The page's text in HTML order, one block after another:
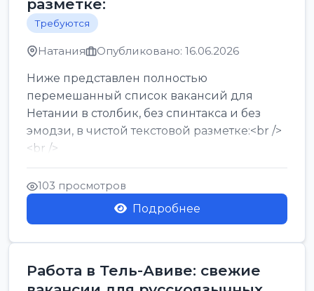
разметке:
Требуются
Натания Опубликовано: 16.06.2026
Ниже представлен полностью
перемешанный список вакансий для
Нетании в столбик, без спинтакса и без
эмодзи, в чистой текстовой разметке:<br />
<br />
Работа в Нетании на мебельном
производстве: требу...
103 просмотров
Подробнее
Работа в Тель-Авиве: свежие